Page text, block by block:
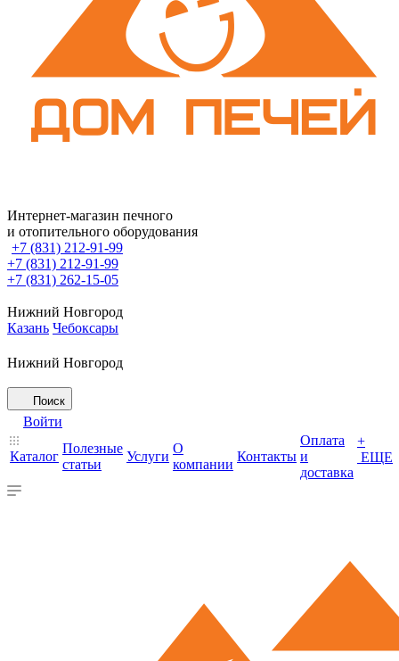
Интернет-магазин печного
и отопительного оборудования
+7 (831) 212-91-99
+7 (831) 212-91-99
+7 (831) 262-15-05
Нижний Новгород
Казань Чебоксары
Нижний Новгород
Поиск
Войти
Каталог
Полезные
статьи
Услуги
О
компании
Контакты
Оплата
и
доставка
+
ЕЩЕ